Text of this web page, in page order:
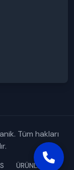
Tüm hakları
ÜRÜNLERİMİZ